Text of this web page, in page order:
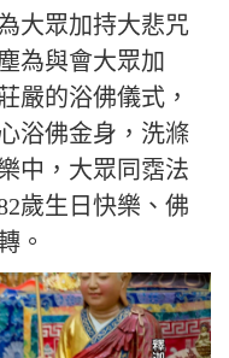
大眾加持大悲咒
為與會大眾加
嚴的浴佛儀式，
浴佛金身，洗滌
中，大眾同霑法
歲生日快樂、佛
。